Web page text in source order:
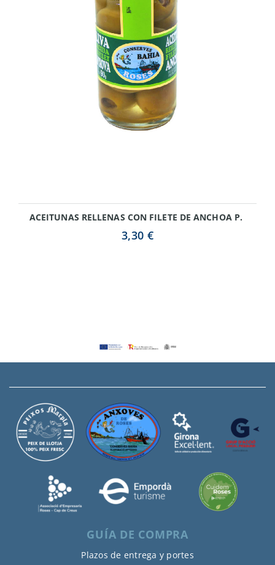
ACEITUNAS RELLENAS CON FILETE DE ANCHOA P.
3,30 €
GUÍA DE COMPRA
Plazos de entrega y portes